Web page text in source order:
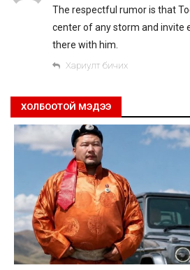
The respectful rumor is that
center of any storm and invite
there with him.
Хариулт бичих
ХОЛБООТОЙ МЭДЭЭ